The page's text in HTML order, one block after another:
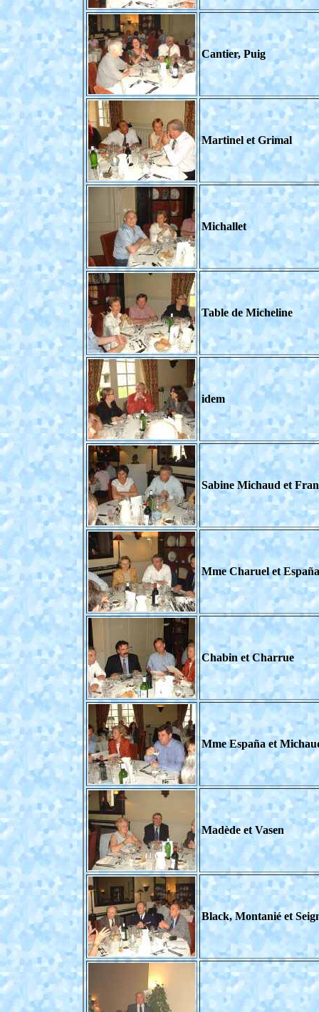
Cantier, Puig
Martinel et Grimal
Michallet
Table de Micheline
idem
Sabine Michaud et
Mme Charuel et España
Chabin et Charrue
Mme España et
Madède et Vasen
Black, Montanié et